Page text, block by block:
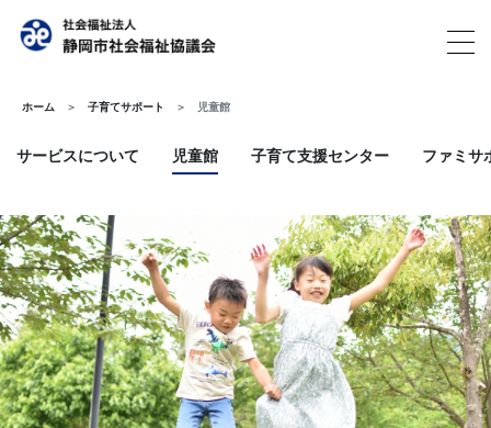
ホーム 子育てサポート 児童館
サービスについて 児童館 子育て支援センター ファミサ